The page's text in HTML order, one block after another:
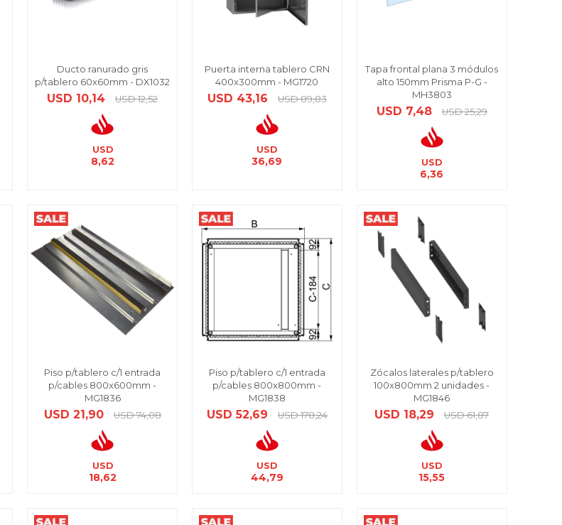
Ducto ranurado gris
p/tablero 60x60mm - DX1032
USD 10,14 USD 12,52
USD
8,62
Puerta interna tablero CRN
400x300mm - MG1720
USD 43,16 USD 89,83
USD
36,69
Tapa frontal plana 3 módulos
alto 150mm Prisma P-G -
MH3803
USD 7,48 USD 25,29
USD
6,36
Piso p/tablero c/1 entrada
p/cables 800x600mm -
MG1836
USD 21,90 USD 74,08
USD
18,62
Piso p/tablero c/1 entrada
p/cables 800x800mm -
MG1838
USD 52,69 USD 178,24
USD
44,79
Zócalos laterales p/tablero
100x800mm 2 unidades -
MG1846
USD 18,29 USD 61,87
USD
15,55